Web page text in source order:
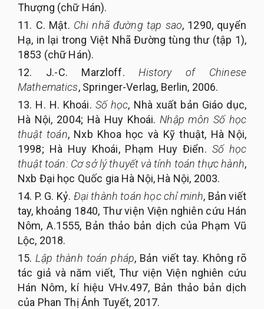
Thượng (chữ Hán).
11. C. Mật. Chi nhã đường tạp sao, 1290, quyển
Hạ, in lại trong Việt Nhã Đường tùng thư (tập 1),
1853 (chữ Hán).
12. J.-C. Marzloff. History of Chinese
Mathematics, Springer-Verlag, Berlin, 2006.
13. H. H. Khoái. Số học, Nhà xuất bản Giáo dục,
Hà Nội, 2004; Hà Huy Khoái. Nhập môn Số học
thuật toán, Nxb Khoa học và Kỹ thuật, Hà Nội,
1998; Hà Huy Khoái, Phạm Huy Điển. Số học
thuật toán: Cơ sở lý thuyết và tính toán thực hành,
Nxb Đại học Quốc gia Hà Nội, Hà Nội, 2003.
14. P. G. Kỷ. Đại thành toán học chỉ minh, Bản viết
tay, khoảng 1840, Thư viện Viện nghiên cứu Hán
Nôm, A.1555, Bản thảo bản dịch của Phạm Vũ
Lộc, 2018.
15. Lập thành toán pháp, Bản viết tay. Không rõ
tác giả và năm viết, Thư viện Viện nghiên cứu
Hán Nôm, kí hiệu VHv.497, Bản thảo bản dịch
của Phan Thị Ánh Tuyết, 2017.